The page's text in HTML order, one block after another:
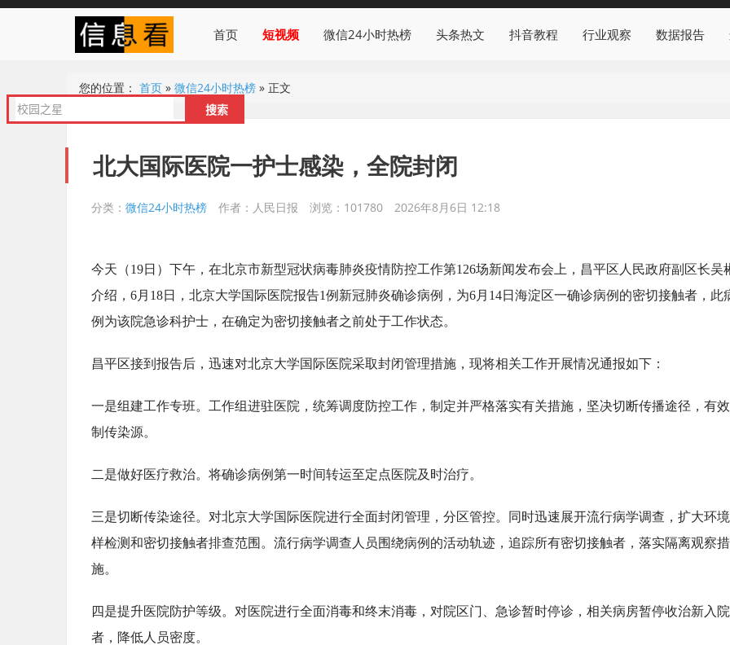
首页 短视频 微信24小时热榜 头条热文 抖音教程 行业观察 数据报告
您的位置： 首页 » 微信24小时热榜 » 正文
北大国际医院一护士感染，全院封闭
分类： 微信24小时热榜 作者：人民日报 浏览：101780 2026年8月6日 12:18
今天（19日）下午，在北京市新型冠状病毒肺炎疫情防控工作第126场新闻发布会上，昌平区人民政府副区长吴
介绍，6月18日，北京大学国际医院报告1例新冠肺炎确诊病例，为6月14日海淀区一确诊病例的密切接触者，此
例为该院急诊科护士，在确定为密切接触者之前处于工作状态。
昌平区接到报告后，迅速对北京大学国际医院采取封闭管理措施，现将相关工作开展情况通报如下：
一是组建工作专班。工作组进驻医院，统筹调度防控工作，制定并严格落实有关措施，坚决切断传播途径，有
制传染源。
二是做好医疗救治。将确诊病例第一时间转运至定点医院及时治疗。
三是切断传染途径。对北京大学国际医院进行全面封闭管理，分区管控。同时迅速展开流行病学调查，扩大环
样检测和密切接触者排查范围。流行病学调查人员围绕病例的活动轨迹，追踪所有密切接触者，落实隔离观察措
施。
四是提升医院防护等级。对医院进行全面消毒和终末消毒，对院区门、急诊暂时停诊，相关病房暂停收治新入
者，降低人员密度。